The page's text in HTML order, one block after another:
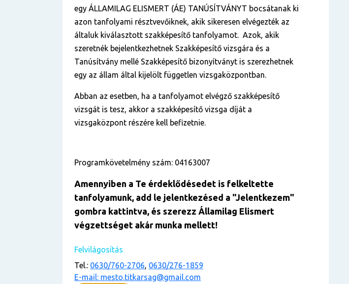
egy ÁLLAMILAG ELISMERT (ÁE) TANÚSÍTVÁNYT bocsátanak ki
azon tanfolyami résztvevőiknek, akik sikeresen elvégezték az
általuk kiválasztott szakképesítő tanfolyamot. Azok, akik
szeretnék bejelentkezhetnek Szakképesítő vizsgára és a
Tanúsítvány mellé Szakképesítő bizonyítványt is szerezhetnek
egy az állam által kijelölt független vizsgaközpontban.
Abban az esetben, ha a tanfolyamot elvégző szakképesítő
vizsgát is tesz, akkor a szakképesítő vizsga díját a
vizsgaközpont részére kell befizetnie.
Programkövetelmény szám: 04163007
Amennyiben a Te érdeklődésedet is felkeltette
tanfolyamunk, add le jelentkezésed a "Jelentkezem"
gombra kattintva, és szerezz Államilag Elismert
végzettséget akár munka mellett!
Felvilágosítás
Tel.: 0630/760-2706, 0630/276-1859
E-mail: mesto.titkarsag@gmail.com